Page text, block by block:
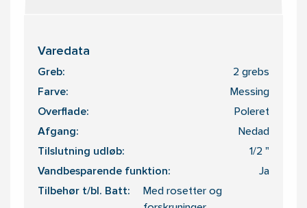
Varedata
Greb: 2 grebs
Farve: Messing
Overflade: Poleret
Afgang: Nedad
Tilslutning udløb: 1/2 "
Vandbesparende funktion: Ja
Tilbehør t/bl. Batt:
Med rosetter og